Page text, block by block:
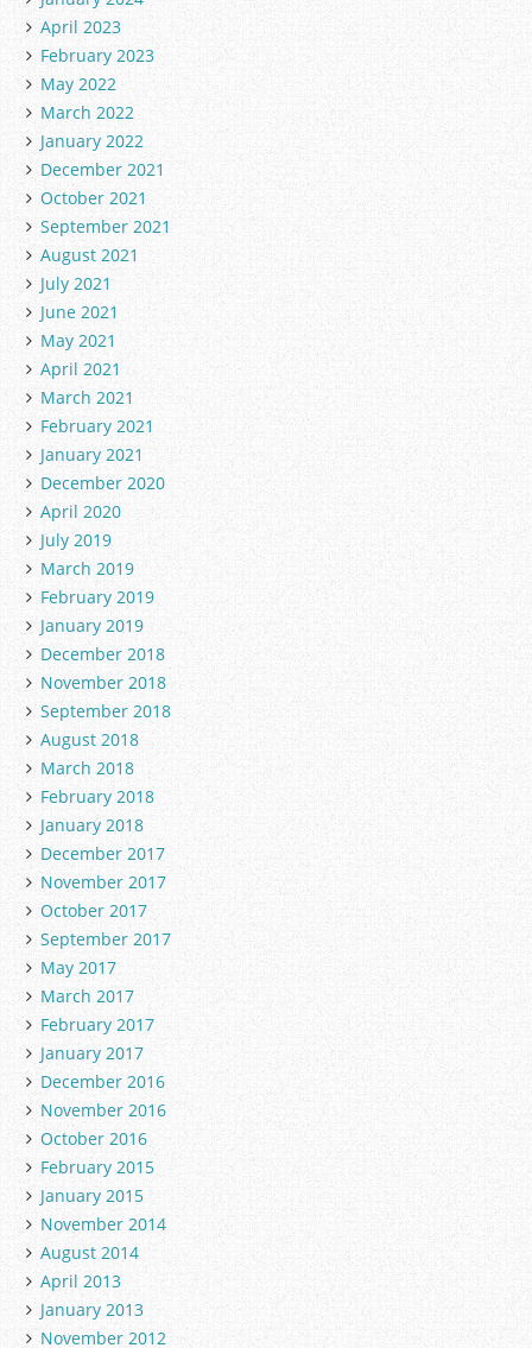
April 2023
February 2023
May 2022
March 2022
January 2022
December 2021
October 2021
September 2021
August 2021
July 2021
June 2021
May 2021
April 2021
March 2021
February 2021
January 2021
December 2020
April 2020
July 2019
March 2019
February 2019
January 2019
December 2018
November 2018
September 2018
August 2018
March 2018
February 2018
January 2018
December 2017
November 2017
October 2017
September 2017
May 2017
March 2017
February 2017
January 2017
December 2016
November 2016
October 2016
February 2015
January 2015
November 2014
August 2014
April 2013
January 2013
November 2012